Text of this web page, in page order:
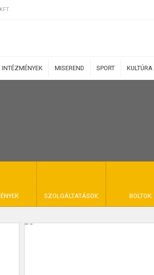
INTÉZMÉNYEK MISEREND SPORT KULTÚRA
SZOLGÁLTATÁSOK BOLTOK